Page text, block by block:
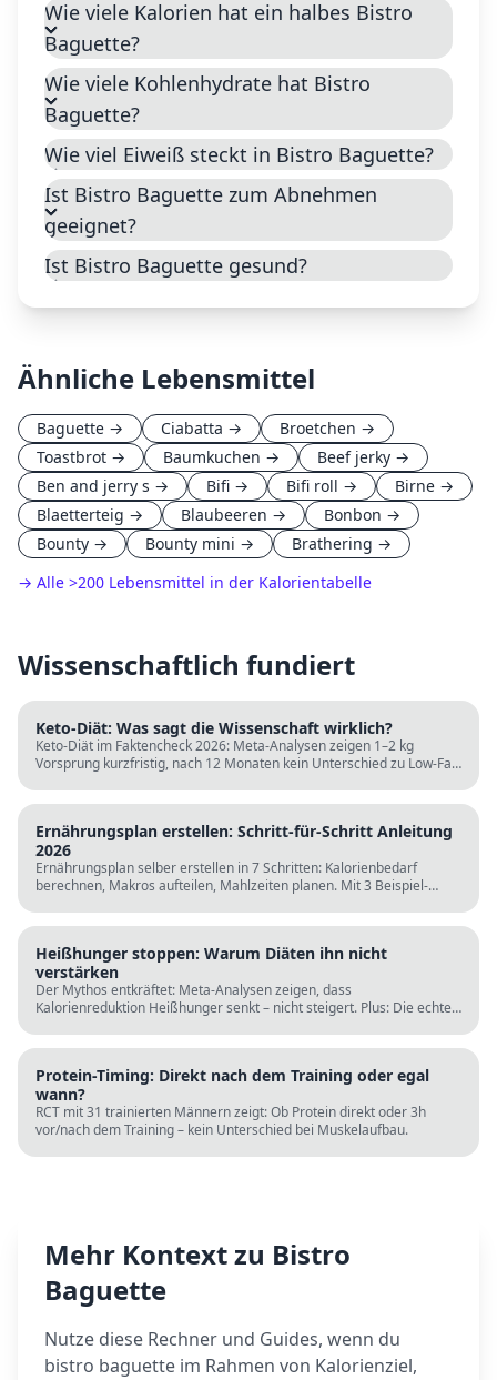
Wie viele Kalorien hat ein halbes Bistro
Baguette?
Wie viele Kohlenhydrate hat Bistro
Baguette?
Wie viel Eiweiß steckt in Bistro Baguette?
Ist Bistro Baguette zum Abnehmen
geeignet?
Ist Bistro Baguette gesund?
Ähnliche Lebensmittel
Baguette → Ciabatta → Broetchen →
Toastbrot → Baumkuchen → Beef jerky →
Ben and jerry s → Bifi → Bifi roll → Birne →
Blaetterteig → Blaubeeren → Bonbon →
Bounty → Bounty mini → Brathering →
→ Alle >200 Lebensmittel in der Kalorientabelle
Wissenschaftlich fundiert
Keto-Diät: Was sagt die Wissenschaft wirklich?
Keto-Diät im Faktencheck 2026: Meta-Analysen zeigen 1–2 kg
Vorsprung kurzfristig, nach 12 Monaten kein Unterschied zu Low-Fat.
Ernährungsplan erstellen: Schritt-für-Schritt Anleitung
2026
Ernährungsplan selber erstellen in 7 Schritten: Kalorienbedarf
berechnen, Makros aufteilen, Mahlzeiten planen. Mit 3 Beispiel-
Heißhunger stoppen: Warum Diäten ihn nicht
verstärken
Der Mythos entkräftet: Meta-Analysen zeigen, dass
Kalorienreduktion Heißhunger senkt – nicht steigert. Plus: Die echten
Protein-Timing: Direkt nach dem Training oder egal
wann?
RCT mit 31 trainierten Männern zeigt: Ob Protein direkt oder 3h
vor/nach dem Training – kein Unterschied bei Muskelaufbau.
Mehr Kontext zu Bistro
Baguette
Nutze diese Rechner und Guides, wenn du
bistro baguette im Rahmen von Kalorienziel,